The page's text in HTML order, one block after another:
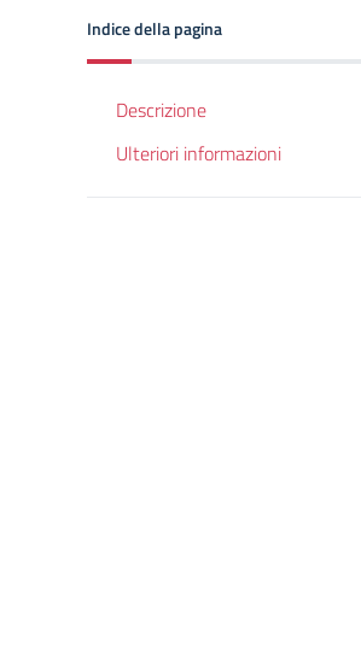
Indice della pagina
Descrizione
Ulteriori informazioni